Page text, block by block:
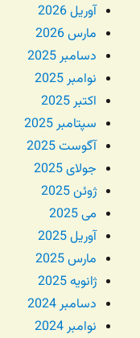
آوریل 2026
مارس 2026
دسامبر 2025
نوامبر 2025
اکتبر 2025
سپتامبر 2025
آگوست 2025
جولای 2025
ژوئن 2025
می 2025
آوریل 2025
مارس 2025
ژانویه 2025
دسامبر 2024
نوامبر 2024